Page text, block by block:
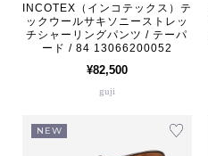
INCOTEX（インコテックス）テ
ックウールサキソニーストレッ
チシャーリングパンツ / テーパ
ード / 84 13066200052
¥82,500
guji
NEW